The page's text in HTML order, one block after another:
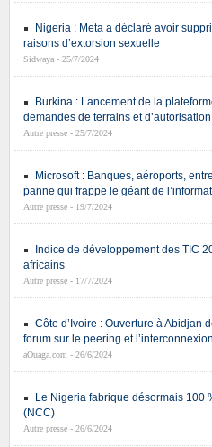
Nigeria : Meta a déclaré avoir
raisons d’extorsion sexuelle
Sidwaya - 25/7/2024
Burkina : Lancement de la
demandes de terrains et
Autre presse - 25/7/2024
Microsoft : Banques, aéroports,
panne qui frappe le géant de
Autre presse - 19/7/2024
Indice de développement des TIC
africains
Autre presse - 17/7/2024
Côte d’Ivoire : Ouverture à Abidjan
forum sur le peering et
aOuaga.com - 26/6/2024
Le Nigeria fabrique désormais 100
(NCC)
Autre presse - 26/6/2024